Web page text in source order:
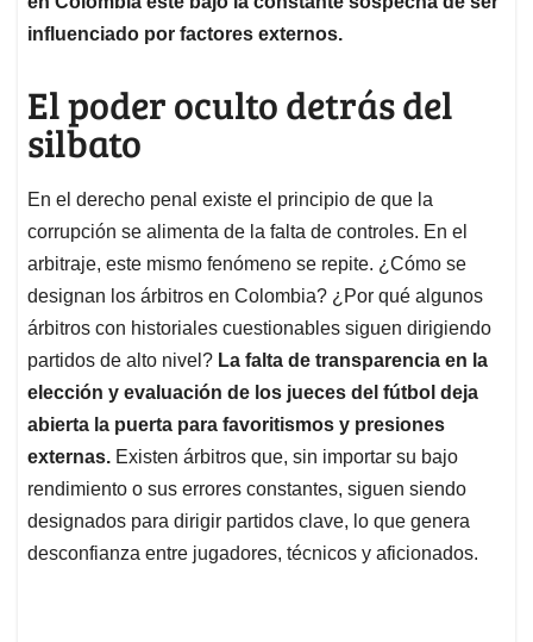
influenciado por factores externos.
El poder oculto detrás del
silbato
En el derecho penal existe el principio de que la
corrupción se alimenta de la falta de controles. En el
arbitraje, este mismo fenómeno se repite. ¿Cómo se
designan los árbitros en Colombia? ¿Por qué algunos
árbitros con historiales cuestionables siguen dirigiendo
partidos de alto nivel? La falta de transparencia en la
elección y evaluación de los jueces del fútbol deja
abierta la puerta para favoritismos y presiones
externas. Existen árbitros que, sin importar su bajo
rendimiento o sus errores constantes, siguen siendo
designados para dirigir partidos clave, lo que genera
desconfianza entre jugadores, técnicos y aficionados.